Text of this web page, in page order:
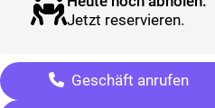
Jetzt reservieren.
Geschäft anrufen